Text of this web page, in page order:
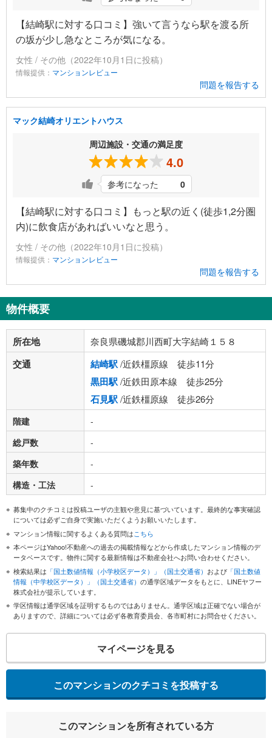
【結崎駅に対する口コミ】強いて言うなら駅を渡る所
の坂が少し急なところが気になる。
女性 / その他（2022年10月1日に投稿）
情報提供： マンションレビュー
問題を報告する
マック結崎オリエントハウス
周辺施設・交通の満足度
4.0
参考になった 0
【結崎駅に対する口コミ】もっと駅の近く(徒歩1,2分圏
内)に飲食店があればいいなと思う。
女性 / その他（2022年10月1日に投稿）
情報提供： マンションレビュー
問題を報告する
物件概要
所在地 奈良県磯城郡川西町大字結崎１５８
交通 結崎駅/近鉄橿原線 徒歩11分
黒田駅/近鉄田原本線 徒歩25分
石見駅/近鉄橿原線 徒歩26分
階建
-
総戸数
-
築年数
-
構造・工法
-
募集中のクチコミは投稿ユーザの主観や意見に基づいています。最終的な事実確認
については必ずご自身で実施いただくようお願いいたします。
マンション情報に関するよくある質問はこちら
本ページはYahoo!不動産への過去の掲載情報などから作成したマンション情報のデ
ータベースです。物件に関する最新情報は不動産会社へお問い合わせください。
検索結果は 「国土数値情報（小学校区データ）」（国土交通省） および 「国土数値
情報（中学校区データ）」（国土交通省） の通学区域データをもとに、LINEヤフー
株式会社が提示しています。
学区情報は通学区域を証明するものではありません。通学区域は正確でない場合が
ありますので、詳細については必ず各教育委員会、各市町村にお問合せください。
マイページを見る
このマンションのクチコミを投稿する
このマンションを所有されている方